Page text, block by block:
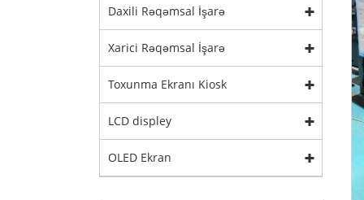
Daxili Rəqəmsal İşarə
Xarici Rəqəmsal İşarə
Toxunma Ekranı Kiosk
LCD displey
OLED Ekran